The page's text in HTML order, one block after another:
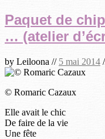
Paquet de
… (atelier
by Leiloona // 5 mai 2014
© Romaric Cazaux
Elle avait le chic
De faire de la vie
Une fête